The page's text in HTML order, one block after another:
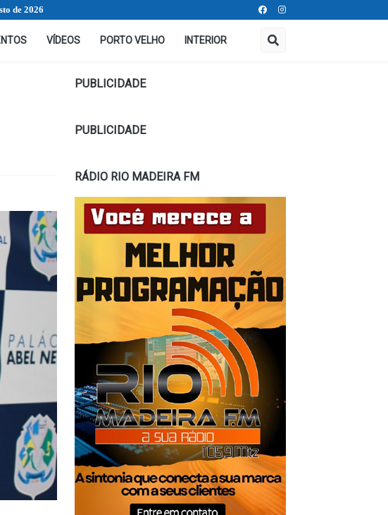
de 2026
VÍDEOS PORTO VELHO INTERIOR
PUBLICIDADE
PUBLICIDADE
RÁDIO RIO MADEIRA FM